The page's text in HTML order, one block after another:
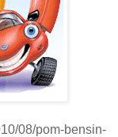
08/pom-bensin-